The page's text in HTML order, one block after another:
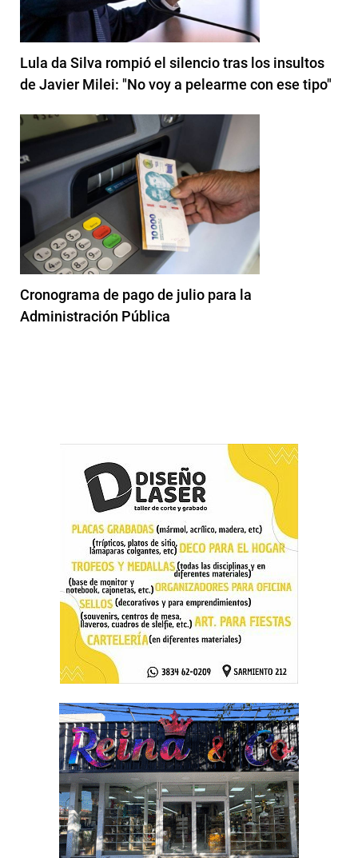
Lula da Silva rompió el silencio tras los insultos
de Javier Milei: "No voy a pelearme con ese tipo"
Cronograma de pago de julio para la
Administración Pública